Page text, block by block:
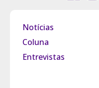
Notícias
Coluna
Entrevistas